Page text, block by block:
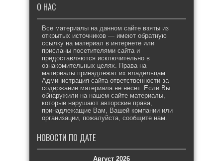
О НАС
Все материалы на данном сайте взяты из
открытых источников — имеют обратную
ссылку на материал в интернете или
присланы посетителями сайта и
предоставляются исключительно в
ознакомительных целях. Права на
материалы принадлежат их владельцам.
Администрация сайта ответственности за
содержание материала не несет. Если Вы
обнаружили на нашем сайте материалы,
которые нарушают авторские права,
принадлежащие Вам, Вашей компании или
организации, пожалуйста, сообщите нам.
НОВОСТИ ПО ДАТЕ
Август 2026